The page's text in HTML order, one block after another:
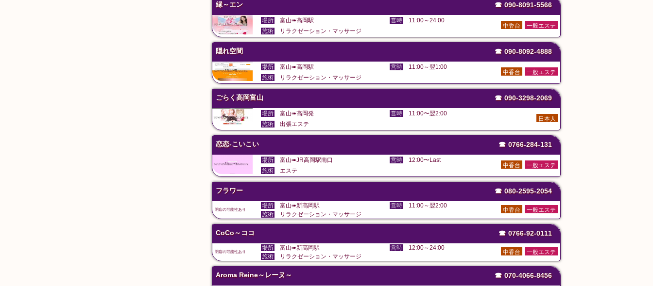
縁～エン ☎ 090-8091-5566
場所 富山➠高岡駅 営時 11:00～24:00
一般エステ
中香台
施術 リラクゼーション・マッサージ
隠れ空間 ☎ 090-8092-4888
場所 富山➠高岡駅 営時 11:00～翌1:00
一般エステ
中香台
施術 リラクゼーション・マッサージ
ごらく高岡富山 ☎ 090-3298-2069
場所 富山➠高岡発 営時 11:00〜翌2:00
日本人
施術 出張エステ
恋恋-こいこい ☎ 0766-284-131
場所 富山➠JR高岡駅南口 営時 12:00〜Last
一般エステ
中香台
施術 エステ
フラワー ☎ 080-2595-2054
閉店の可能性あり
場所 富山➠新高岡駅 営時 11:00～翌2:00
一般エステ
中香台
施術 リラクゼーション・マッサージ
CoCo～ココ ☎ 0766-92-0111
閉店の可能性あり
場所 富山➠新高岡駅 営時 12:00～24:00
一般エステ
中香台
施術 リラクゼーション・マッサージ
Aroma Reine～レーヌ～ ☎ 070-4066-8456